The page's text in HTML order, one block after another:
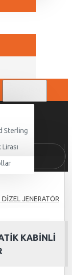
Sterling
JENERATÖR
KABİNLİ